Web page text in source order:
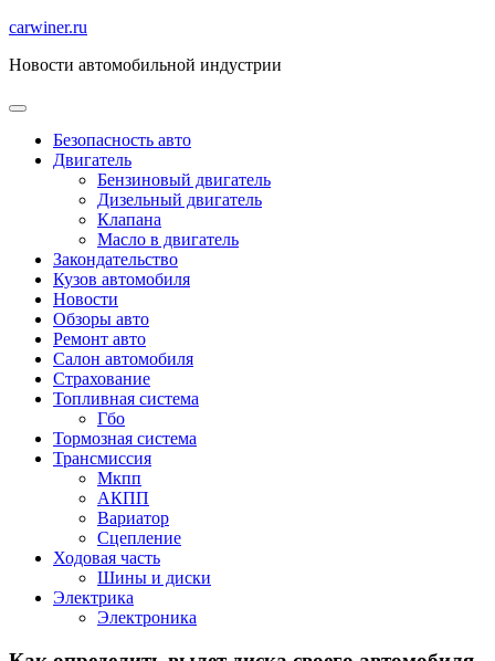
Перейти
содержимому
carwiner.ru
Новости автомобильной индустрии
Безопасность авто
Двигатель
Бензиновый двигатель
Дизельный двигатель
Клапана
Масло в двигатель
Закондательство
Кузов автомобиля
Новости
Обзоры авто
Ремонт авто
Салон автомобиля
Страхование
Топливная система
Гбо
Тормозная система
Трансмиссия
Мкпп
АКПП
Вариатор
Сцепление
Ходовая часть
Шины и диски
Электрика
Электроника